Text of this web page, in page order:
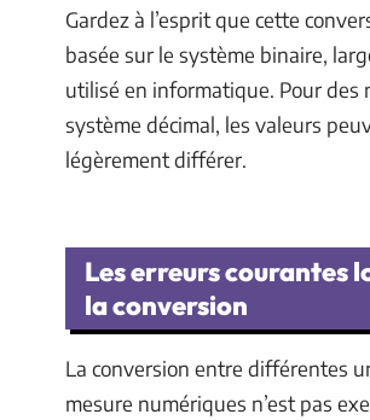
Gardez à l’esprit que cette
basée sur le système binaire,
utilisé en informatique. Pour des
système décimal, les valeurs
légèrement différer.
Les erreurs courantes
la conversion
La conversion entre différentes
mesure numériques n’est pas